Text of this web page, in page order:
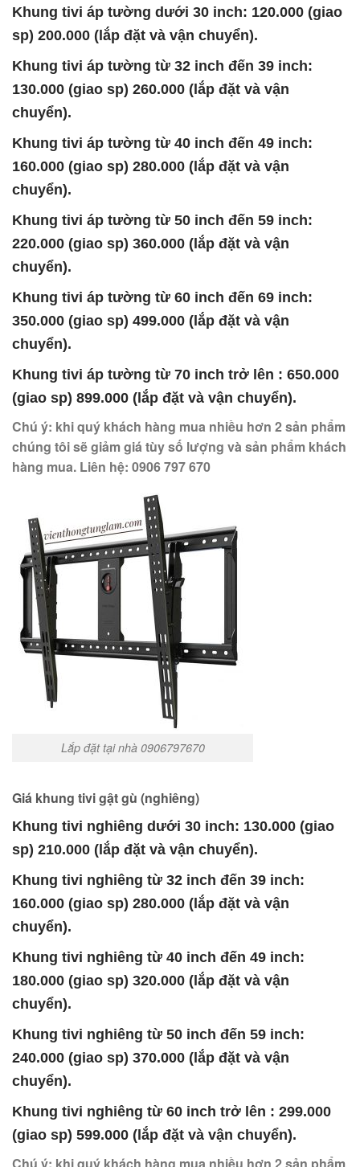
Khung tivi áp tường dưới 30 inch: 120.000 (giao
sp) 200.000 (lắp đặt và vận chuyển).
Khung tivi áp tường từ 32 inch đến 39 inch:
130.000 (giao sp) 260.000 (lắp đặt và vận
chuyển).
Khung tivi áp tường từ 40 inch đến 49 inch:
160.000 (giao sp) 280.000 (lắp đặt và vận
chuyển).
Khung tivi áp tường từ 50 inch đến 59 inch:
220.000 (giao sp) 360.000 (lắp đặt và vận
chuyển).
Khung tivi áp tường từ 60 inch đến 69 inch:
350.000 (giao sp) 499.000 (lắp đặt và vận
chuyển).
Khung tivi áp tường từ 70 inch trở lên : 650.000
(giao sp) 899.000 (lắp đặt và vận chuyển).
Chú ý: khi quý khách hàng mua nhiều hơn 2 sản phẩm
chúng tôi sẽ giảm giá tùy số lượng và sản phẩm khách
hàng mua. Liên hệ: 0906 797 670
Lắp đặt tại nhà 0906797670
Giá khung tivi gật gù (nghiêng)
Khung tivi nghiêng dưới 30 inch: 130.000 (giao
sp) 210.000 (lắp đặt và vận chuyển).
Khung tivi nghiêng từ 32 inch đến 39 inch:
160.000 (giao sp) 280.000 (lắp đặt và vận
chuyển).
Khung tivi nghiêng từ 40 inch đến 49 inch:
180.000 (giao sp) 320.000 (lắp đặt và vận
chuyển).
Khung tivi nghiêng từ 50 inch đến 59 inch:
240.000 (giao sp) 370.000 (lắp đặt và vận
chuyển).
Khung tivi nghiêng từ 60 inch trở lên : 299.000
(giao sp) 599.000 (lắp đặt và vận chuyển).